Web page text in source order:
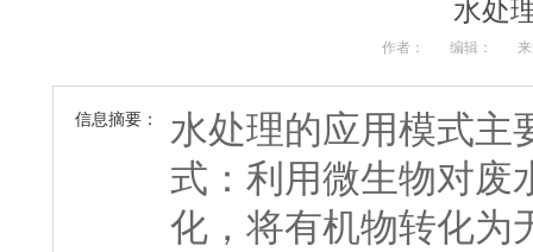
水处
作者： 编辑：
信息摘要：
水处理的应用模式主
式：利用微生物对废
化，将有机物转化为